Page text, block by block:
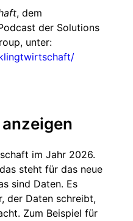
, dem
der Solutions
unter:
im Jahr 2026.
steht für das neue
sind Daten. Es
der Daten schreibt,
Zum Beispiel für